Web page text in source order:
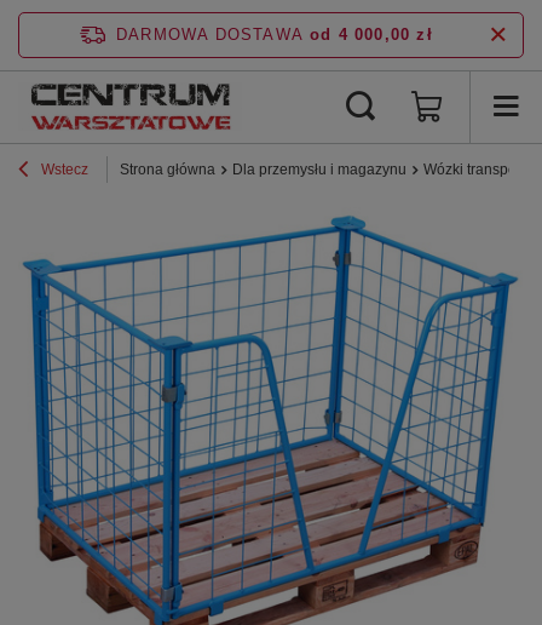
DARMOWA DOSTAWA od 4 000,00 zł
Wstecz Strona główna Dla przemysłu i magazynu Wózki